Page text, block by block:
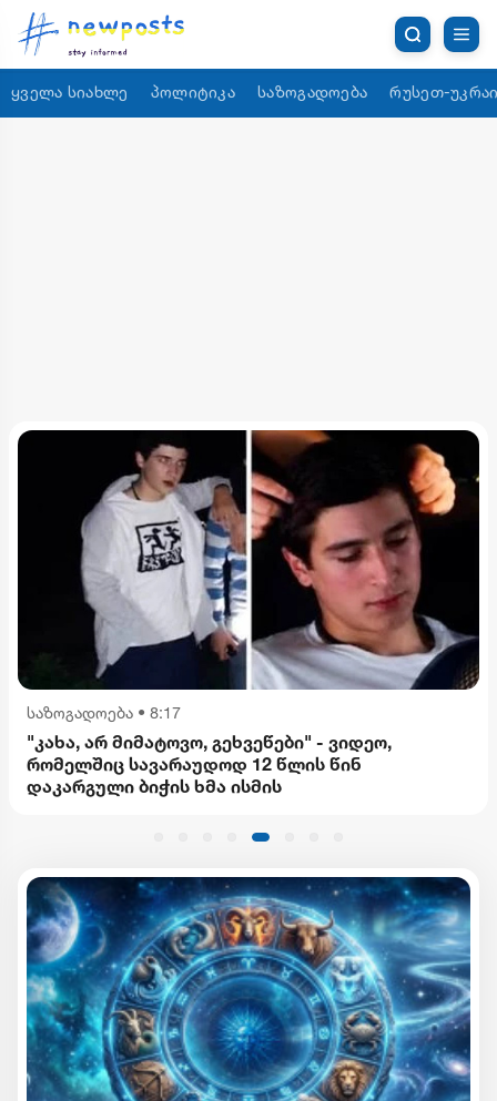
ყველა სიახლე პოლიტიკა საზოგადოება რუსეთ-
საზოგადოება • 8:17
"კახა, არ მიმატოვო, გეხვეწები" - ვიდეო,
რომელშიც სავარაუდოდ 12 წლის წინ
დაკარგული ბიჭის ხმა ისმის